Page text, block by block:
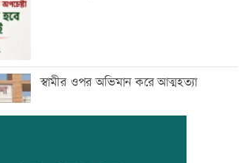
স্বামীর ওপর অভিমান করে আত্মহত্যা